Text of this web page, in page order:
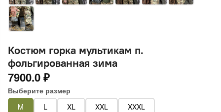
Костюм горка мультикам п.
фольгированная зима
7900.0 ₽
Выберите размер
M
L XL XXL XXXL